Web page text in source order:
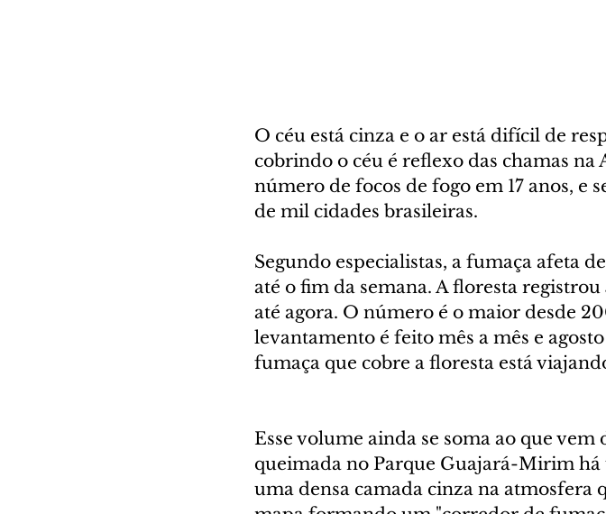
O céu está cinza e o ar está difícil de
cobrindo o céu é reflexo das chamas
número de focos de fogo em 17 anos, e
de mil cidades brasileiras.
Segundo especialistas, a fumaça afeta
até o fim da semana. A floresta
até agora. O número é o maior desde
levantamento é feito mês a mês e
fumaça que cobre a floresta está
Esse volume ainda se soma ao que
queimada no Parque Guajará-Mirim
uma densa camada cinza na atmosfera